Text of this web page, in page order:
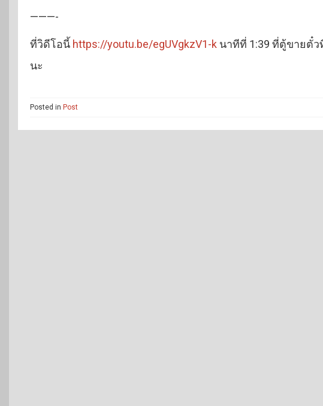
———-
ที่วิดีโอนี้ https://youtu.be/egUVgkzV1-k นาทีที่ 1:39 ที่ตู้ขายตั๋ว
นะ
Posted in Post